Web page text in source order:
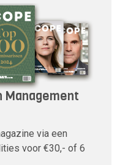
Management
via een
voor €30,- of 6